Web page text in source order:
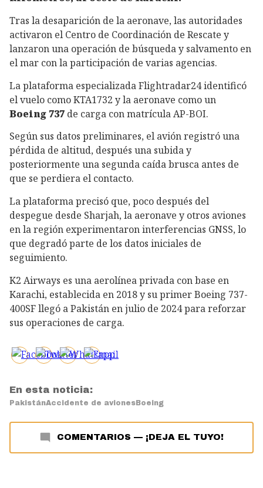
Tras la desaparición de la aeronave, las autoridades
activaron el Centro de Coordinación de Rescate y
lanzaron una operación de búsqueda y salvamento en
el mar con la participación de varias agencias.
La plataforma especializada Flightradar24 identificó
el vuelo como KTA1732 y la aeronave como un
Boeing 737 de carga con matrícula AP-BOI.
Según sus datos preliminares, el avión registró una
pérdida de altitud, después una subida y
posteriormente una segunda caída brusca antes de
que se perdiera el contacto.
La plataforma precisó que, poco después del
despegue desde Sharjah, la aeronave y otros aviones
en la región experimentaron interferencias GNSS, lo
que degradó parte de los datos iniciales de
seguimiento.
K2 Airways es una aerolínea privada con base en
Karachi, establecida en 2018 y su primer Boeing 737-
400SF llegó a Pakistán en julio de 2024 para reforzar
sus operaciones de carga.
En esta noticia:
PakistánAccidente de avionesBoeing
COMENTARIOS — ¡DEJA EL TUYO!